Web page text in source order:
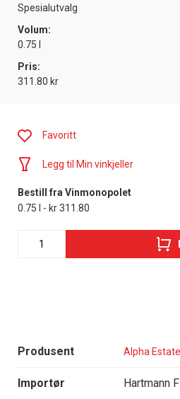
Spesialutvalg
Volum:
0.75 l
Pris:
311.80 kr
Produsent Alpha Estate
Importør Hartmann
Favoritt
Legg til Min vinkjeller
Bestill fra Vinmonopolet
0.75 l - kr 311.80